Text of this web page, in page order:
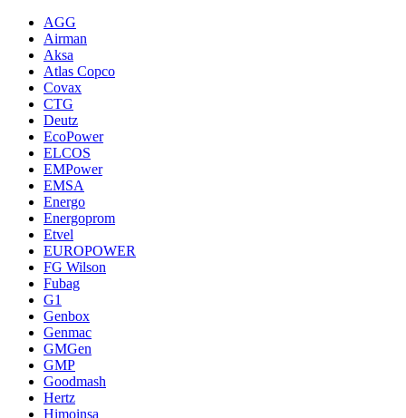
AGG
Airman
Aksa
Atlas Copco
Covax
CTG
Deutz
EcoPower
ELCOS
EMPower
EMSA
Energo
Energoprom
Etvel
EUROPOWER
FG Wilson
Fubag
G1
Genbox
Genmac
GMGen
GMP
Goodmash
Hertz
Himoinsa